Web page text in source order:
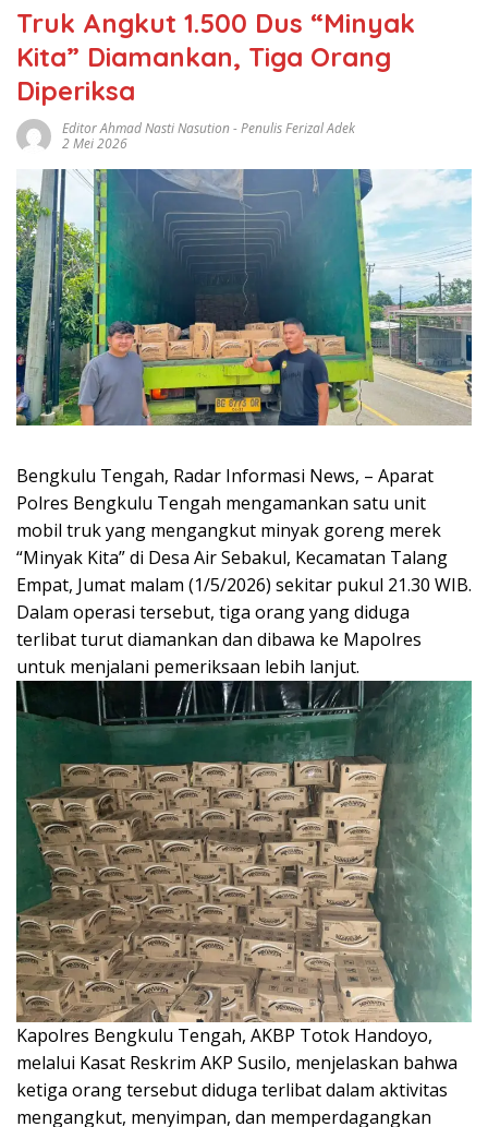
Truk Angkut 1.500 Dus “Minyak
Kita” Diamankan, Tiga Orang
Diperiksa
Editor Ahmad Nasti Nasution - Penulis Ferizal Adek
2 Mei 2026
Bengkulu Tengah, Radar Informasi News, – Aparat
Polres Bengkulu Tengah mengamankan satu unit
mobil truk yang mengangkut minyak goreng merek
“Minyak Kita” di Desa Air Sebakul, Kecamatan Talang
Empat, Jumat malam (1/5/2026) sekitar pukul 21.30 WIB.
Dalam operasi tersebut, tiga orang yang diduga
terlibat turut diamankan dan dibawa ke Mapolres
untuk menjalani pemeriksaan lebih lanjut.
Kapolres Bengkulu Tengah, AKBP Totok Handoyo,
melalui Kasat Reskrim AKP Susilo, menjelaskan bahwa
ketiga orang tersebut diduga terlibat dalam aktivitas
mengangkut, menyimpan, dan memperdagangkan